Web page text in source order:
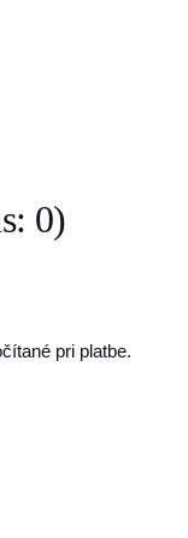
0)
pri platbe.